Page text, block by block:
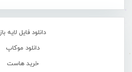
دانلود فایل لایه باز
دانلود موکاپ
خرید هاست